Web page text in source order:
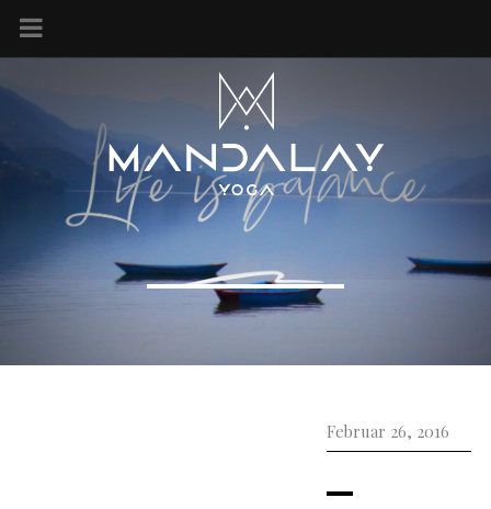
Februar 26, 2016